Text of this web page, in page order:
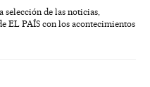
selección de las noticias,
EL PAÍS con los acontecimientos